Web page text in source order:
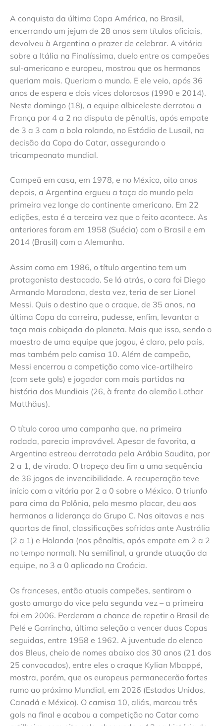
A conquista da última Copa América, no Brasil,
encerrando um jejum de 28 anos sem títulos oficiais,
devolveu à Argentina o prazer de celebrar. A vitória
sobre a Itália na Finalíssima, duelo entre os campeões
sul-americano e europeu, mostrou que os hermanos
queriam mais. Queriam o mundo. E ele veio, após 36
anos de espera e dois vices dolorosos (1990 e 2014).
Neste domingo (18), a equipe albiceleste derrotou a
França por 4 a 2 na disputa de pênaltis, após empate
de 3 a 3 com a bola rolando, no Estádio de Lusail, na
decisão da Copa do Catar, assegurando o
tricampeonato mundial.
Campeã em casa, em 1978, e no México, oito anos
depois, a Argentina ergueu a taça do mundo pela
primeira vez longe do continente americano. Em 22
edições, esta é a terceira vez que o feito acontece. As
anteriores foram em 1958 (Suécia) com o Brasil e em
2014 (Brasil) com a Alemanha.
Assim como em 1986, o título argentino tem um
protagonista destacado. Se lá atrás, o cara foi Diego
Armando Maradona, desta vez, teria de ser Lionel
Messi. Quis o destino que o craque, de 35 anos, na
última Copa da carreira, pudesse, enfim, levantar a
taça mais cobiçada do planeta. Mais que isso, sendo o
maestro de uma equipe que jogou, é claro, pelo país,
mas também pelo camisa 10. Além de campeão,
Messi encerrou a competição como vice-artilheiro
(com sete gols) e jogador com mais partidas na
história dos Mundiais (26, à frente do alemão Lothar
Matthäus).
O título coroa uma campanha que, na primeira
rodada, parecia improvável. Apesar de favorita, a
Argentina estreou derrotada pela Arábia Saudita, por
2 a 1, de virada. O tropeço deu fim a uma sequência
de 36 jogos de invencibilidade. A recuperação teve
início com a vitória por 2 a 0 sobre o México. O triunfo
para cima da Polônia, pelo mesmo placar, deu aos
hermanos a liderança do Grupo C. Nas oitavas e nas
quartas de final, classificações sofridas ante Austrália
(2 a 1) e Holanda (nos pênaltis, após empate em 2 a 2
no tempo normal). Na semifinal, a grande atuação da
equipe, no 3 a 0 aplicado na Croácia.
Os franceses, então atuais campeões, sentiram o
gosto amargo do vice pela segunda vez – a primeira
foi em 2006. Perderam a chance de repetir o Brasil de
Pelé e Garrincha, última seleção a vencer duas Copas
seguidas, entre 1958 e 1962. A juventude do elenco
dos Bleus, cheio de nomes abaixo dos 30 anos (21 dos
25 convocados), entre eles o craque Kylian Mbappé,
mostra, porém, que os europeus permanecerão fortes
rumo ao próximo Mundial, em 2026 (Estados Unidos,
Canadá e México). O camisa 10, aliás, marcou três
gols na final e acabou a competição no Catar como